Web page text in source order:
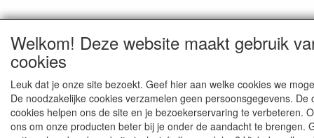
Welkom! Deze website maakt gebruik
cookies
Leuk dat je onze site bezoekt. Geef hier aan welke cookies we
De noodzakelijke cookies verzamelen geen persoonsgegevens. De
cookies helpen ons de site en je bezoekerservaring te verbeteren.
ons om onze producten beter bij je onder de aandacht te brengen.